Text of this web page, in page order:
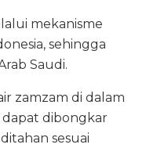
mekanisme
sehingga
Saudi.
zamzam di dalam
dapat dibongkar
sesuai